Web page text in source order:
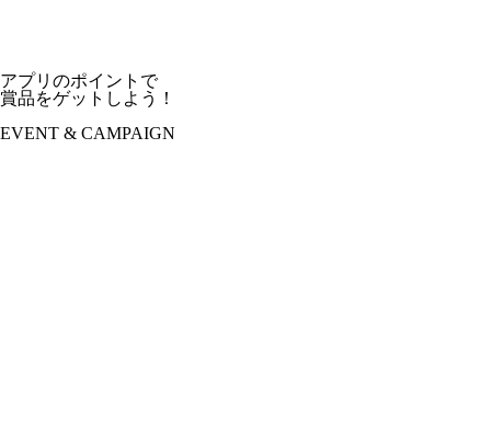
アプリのポイントで
賞品をゲットしよう！
EVENT & CAMPAIGN